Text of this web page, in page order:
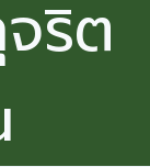
ริต